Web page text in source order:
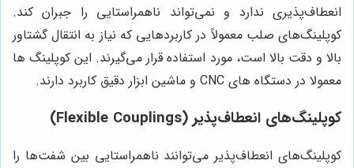
انعطاف‌پذیری ندارد و نمی‌تواند ناهمراستایی را جبران کند.
کوپلینگ‌های صلب معمولاً در کاربردهایی که نیاز به انتقال گشتاور
بالا و دقت بالا است، مورد استفاده قرار می‌گیرند. این کوپلینگ ها
معمولا در دستگاه های CNC و ماشین ابزار دقیق کاربرد دارند.
کوپلینگ‌های انعطاف‌پذیر (Flexible Couplings)
کوپلینگ‌های انعطاف‌پذیر می‌توانند ناهمراستایی بین شفت‌ها را